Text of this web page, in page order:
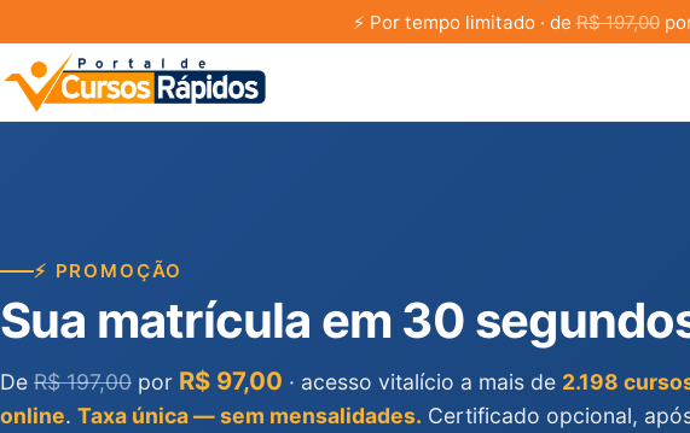
⚡ Por tempo limitado · deR$ 197,00
⚡ PROMOÇÃO
Sua matrícula em 30
De R$ 197,00 por R$ 97,00 · acesso vitalício a mais de 2.198
online. Taxa única — sem mensalidades. Certificado opcional,